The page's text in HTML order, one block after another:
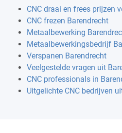
CNC draai en frees prijzen
CNC frezen Barendrecht
Metaalbewerking
Metaalbewerkingsbedrijf
Verspanen Barendrecht
Veelgestelde vragen uit
CNC professionals in
Uitgelichte CNC bedrijven